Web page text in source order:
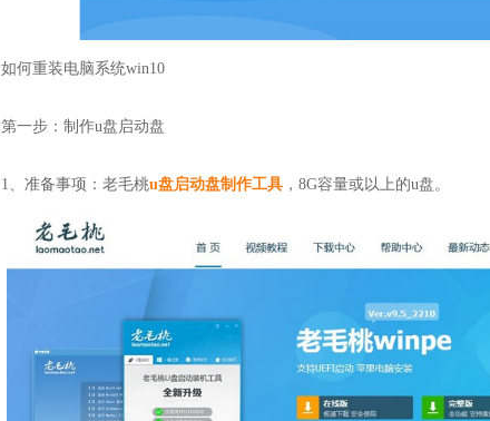
如何重装电脑系统win10
第一步：制作u盘启动盘
1、准备事项：老毛桃u盘启动盘制作工具 ，8G容量或以上的u盘。